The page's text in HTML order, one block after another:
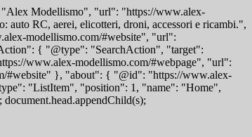
Modellismo", "url": "https://www.alex-
RC, aerei, elicotteri, droni, accessori e ricambi.",
modellismo.com/#website", "url":
{ "@type": "SearchAction", "target":
www.alex-modellismo.com/#webpage", "url":
#website" }, "about": { "@id": "https://www.alex-
"ListItem", "position": 1, "name": "Home",